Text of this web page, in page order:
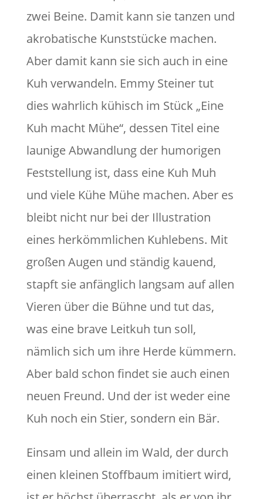
zwei Beine. Damit kann sie tanzen und
akrobatische Kunststücke machen.
Aber damit kann sie sich auch in eine
Kuh verwandeln. Emmy Steiner tut
dies wahrlich kühisch im Stück „Eine
Kuh macht Mühe“, dessen Titel eine
launige Abwandlung der humorigen
Feststellung ist, dass eine Kuh Muh
und viele Kühe Mühe machen. Aber es
bleibt nicht nur bei der Illustration
eines herkömmlichen Kuhlebens. Mit
großen Augen und ständig kauend,
stapft sie anfänglich langsam auf allen
Vieren über die Bühne und tut das,
was eine brave Leitkuh tun soll,
nämlich sich um ihre Herde kümmern.
Aber bald schon findet sie auch einen
neuen Freund. Und der ist weder eine
Kuh noch ein Stier, sondern ein Bär.
Einsam und allein im Wald, der durch
einen kleinen Stoffbaum imitiert wird,